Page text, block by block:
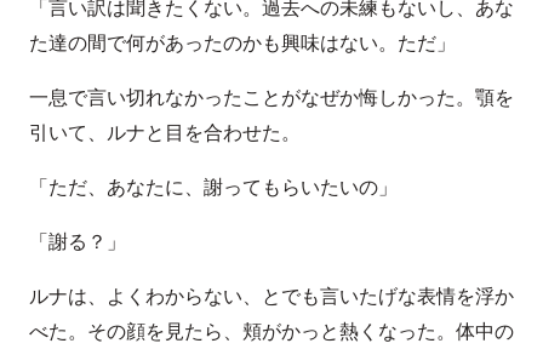
「言い訳は聞きたくない。過去への未練もないし、あな
た達の間で何があったのかも興味はない。ただ」
一息で言い切れなかったことがなぜか悔しかった。顎を
引いて、ルナと目を合わせた。
「ただ、あなたに、謝ってもらいたいの」
「謝る？」
ルナは、よくわからない、とでも言いたげな表情を浮か
べた。その顔を見たら、頬がかっと熱くなった。体中の